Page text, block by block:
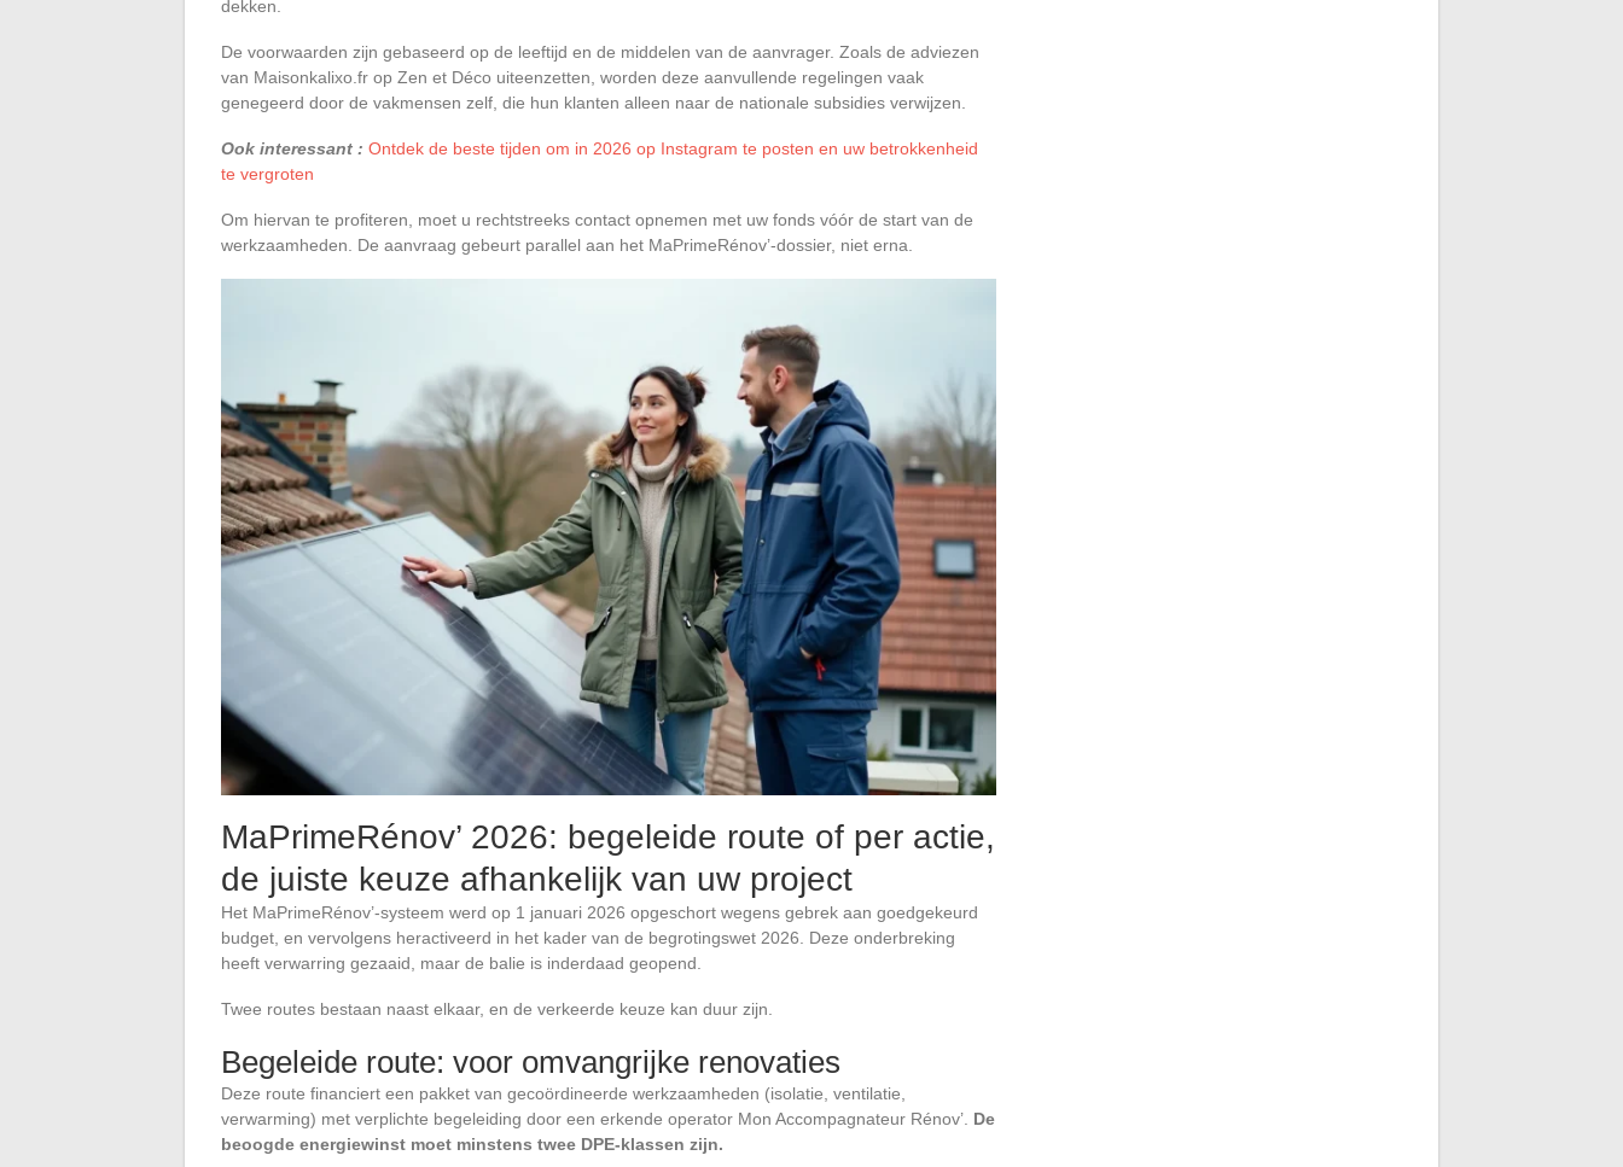
dekken.
De voorwaarden zijn gebaseerd op de leeftijd en de middelen van de aanvrager. Zoals de adviezen
van Maisonkalixo.fr op Zen et Déco uiteenzetten, worden deze aanvullende regelingen vaak
genegeerd door de vakmensen zelf, die hun klanten alleen naar de nationale subsidies verwijzen.
Ook interessant : Ontdek de beste tijden om in 2026 op Instagram te posten en uw betrokkenheid
te vergroten
Om hiervan te profiteren, moet u rechtstreeks contact opnemen met uw fonds vóór de start van de
werkzaamheden. De aanvraag gebeurt parallel aan het MaPrimeRénov’-dossier, niet erna.
MaPrimeRénov’ 2026: begeleide route of per actie,
de juiste keuze afhankelijk van uw project
Het MaPrimeRénov’-systeem werd op 1 januari 2026 opgeschort wegens gebrek aan goedgekeurd
budget, en vervolgens heractiveerd in het kader van de begrotingswet 2026. Deze onderbreking
heeft verwarring gezaaid, maar de balie is inderdaad geopend.
Twee routes bestaan naast elkaar, en de verkeerde keuze kan duur zijn.
Begeleide route: voor omvangrijke renovaties
Deze route financiert een pakket van gecoördineerde werkzaamheden (isolatie, ventilatie,
verwarming) met verplichte begeleiding door een erkende operator Mon Accompagnateur Rénov’. De
beoogde energiewinst moet minstens twee DPE-klassen zijn.